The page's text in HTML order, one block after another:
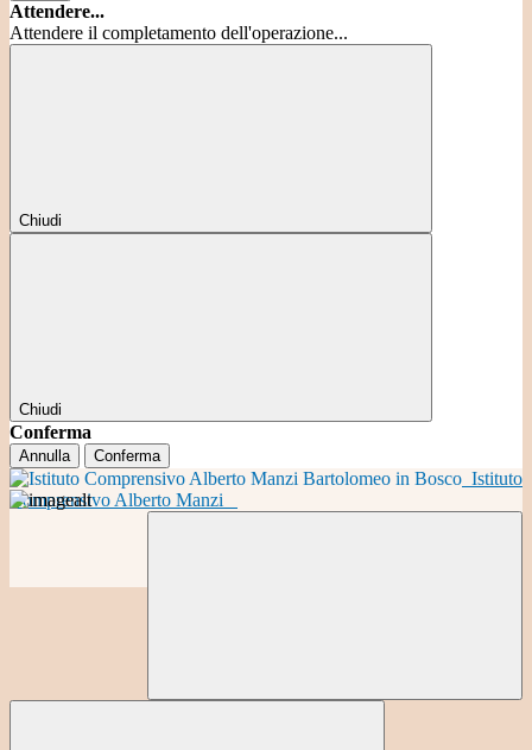
Attendere...
Attendere il completamento dell'operazione...
Chiudi
Chiudi
Conferma
Annulla Conferma
Istituto
Comprensivo Alberto Manzi